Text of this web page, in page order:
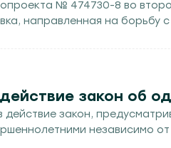
№ 474730-8 во
направленная на борьбу
закон об
действие закон,
независимо от